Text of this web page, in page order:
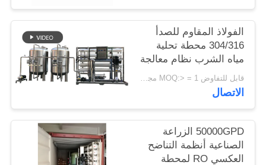
الفولاذ المقاوم للصدأ
304/316 محطة تحلية
مياه الشرب نظام معالجة
مياه الشرب في الحرم
الجامعي مرشح مياه
التناضح العكسي
قابل للتفاوض MOQ:> = 1 مجموعات
الاتصال
50000GPD الزراعة
الصناعية أنظمة التناضح
العكسي RO لمحطة